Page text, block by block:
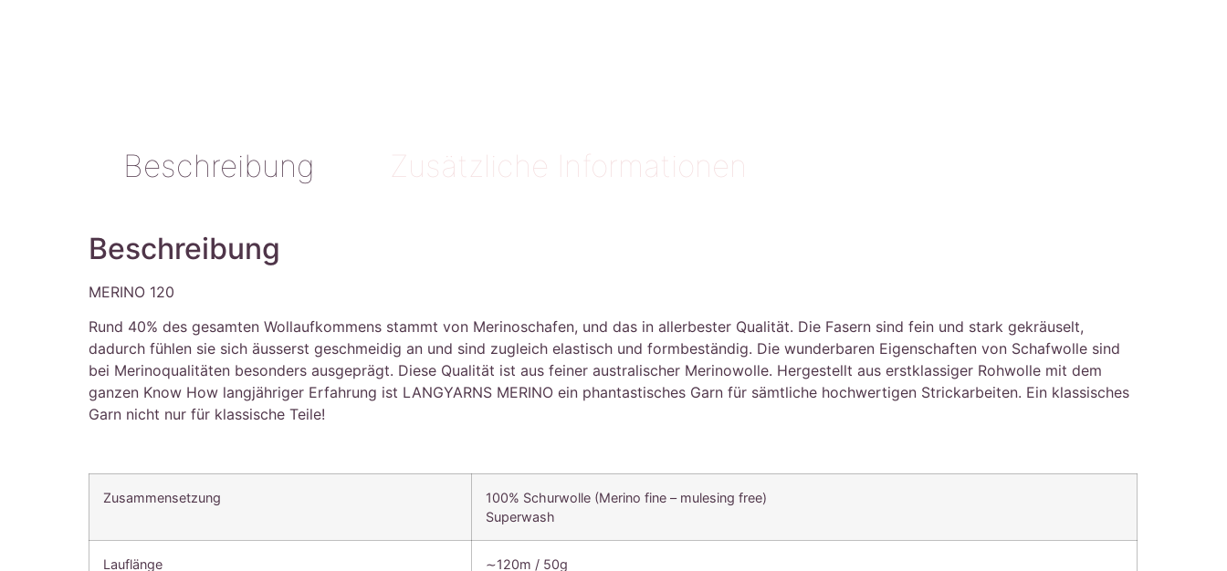
Beschreibung Zusätzliche Informationen
Beschreibung
MERINO 120
Rund 40% des gesamten Wollaufkommens stammt von Merinoschafen, und das in allerbester Qualität. Die Fasern sind fein und stark gekräuselt,
dadurch fühlen sie sich äusserst geschmeidig an und sind zugleich elastisch und formbeständig. Die wunderbaren Eigenschaften von Schafwolle sind
bei Merinoqualitäten besonders ausgeprägt. Diese Qualität ist aus feiner australischer Merinowolle. Hergestellt aus erstklassiger Rohwolle mit dem
ganzen Know How langjähriger Erfahrung ist LANGYARNS MERINO ein phantastisches Garn für sämtliche hochwertigen Strickarbeiten. Ein klassisches
Garn nicht nur für klassische Teile!
Zusammensetzung
100% Schurwolle (Merino fine – mulesing free)
Superwash
Lauflänge ∼120m / 50g